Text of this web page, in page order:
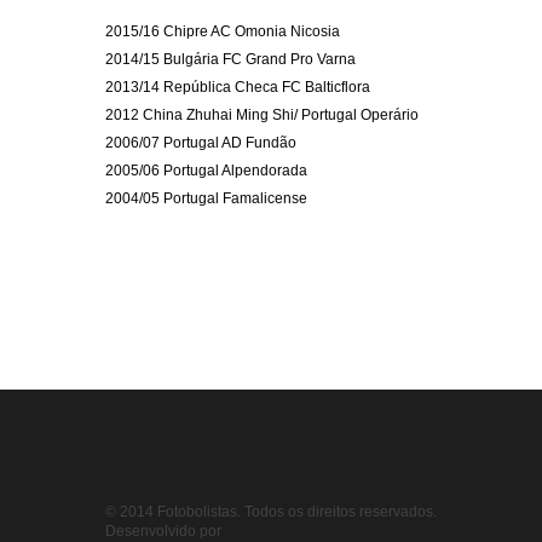
2015/16 Chipre AC Omonia Nicosia
2014/15 Bulgária FC Grand Pro Varna
2013/14 República Checa FC Balticflora
2012 China Zhuhai Ming Shi/ Portugal Operário
2006/07 Portugal AD Fundão
2005/06 Portugal Alpendorada
2004/05 Portugal Famalicense
© 2014 Fotobolistas. Todos os direitos reservados.
Desenvolvido por